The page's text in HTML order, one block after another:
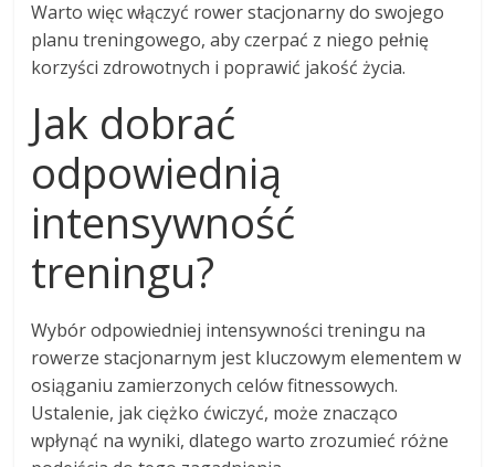
Warto więc włączyć rower stacjonarny do swojego
planu treningowego, aby czerpać z niego pełnię
korzyści zdrowotnych i poprawić jakość życia.
Jak dobrać
odpowiednią
intensywność
treningu?
Wybór odpowiedniej intensywności treningu na
rowerze stacjonarnym jest kluczowym elementem w
osiąganiu zamierzonych celów fitnessowych.
Ustalenie, jak ciężko ćwiczyć, może znacząco
wpłynąć na wyniki, dlatego warto zrozumieć różne